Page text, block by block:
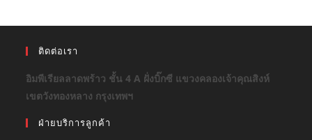
ติดต่อเรา
อิมพีเรียลลาดพร้าว ชั้น 4 A ฝั่งบิ๊กซี แขวงคลองเจ้าคุณสิงห์
เขตวังทองหลาง กรุงเทพฯ
ฝ่ายบริการลูกค้า